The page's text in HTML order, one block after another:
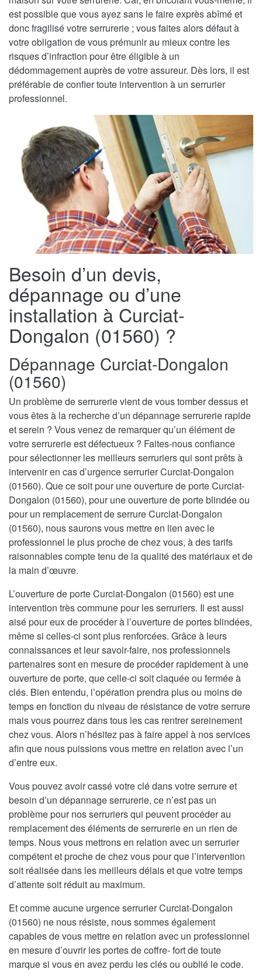
est possible que vous ayez sans le faire exprès abîmé et
donc fragilisé votre serrurerie ; vous faites alors défaut à
votre obligation de vous prémunir au mieux contre les
risques d’infraction pour être éligible à un
dédommagement auprès de votre assureur. Dès lors, il est
préférable de confier toute intervention à un serrurier
professionnel.
Besoin d’un devis,
dépannage ou d’une
installation à Curciat-
Dongalon (01560) ?
Dépannage Curciat-Dongalon
(01560)
Un problème de serrurerie vient de vous tomber dessus et
vous êtes à la recherche d’un dépannage serrurerie rapide
et serein ? Vous venez de remarquer qu’un élément de
votre serrurerie est défectueux ? Faites-nous confiance
pour sélectionner les meilleurs serruriers qui sont prêts à
intervenir en cas d’urgence serrurier Curciat-Dongalon
(01560). Que ce soit pour une ouverture de porte Curciat-
Dongalon (01560), pour une ouverture de porte blindée ou
pour un remplacement de serrure Curciat-Dongalon
(01560), nous saurons vous mettre en lien avec le
professionnel le plus proche de chez vous, à des tarifs
raisonnables compte tenu de la qualité des matériaux et de
la main d’œuvre.
L’ouverture de porte Curciat-Dongalon (01560) est une
intervention très commune pour les serruriers. Il est aussi
aisé pour eux de procéder à l’ouverture de portes blindées,
même si celles-ci sont plus renforcées. Grâce à leurs
connaissances et leur savoir-faire, nos professionnels
partenaires sont en mesure de procéder rapidement à une
ouverture de porte, que celle-ci soit claquée ou fermée à
clés. Bien entendu, l’opération prendra plus ou moins de
temps en fonction du niveau de résistance de votre serrure
mais vous pourrez dans tous les cas rentrer sereinement
chez vous. Alors n’hésitez pas à faire appel à nos services
afin que nous puissions vous mettre en relation avec l’un
d’entre eux.
Vous pouvez avoir cassé votre clé dans votre serrure et
besoin d’un dépannage serrurerie, ce n’est pas un
problème pour nos serruriers qui peuvent procéder au
remplacement des éléments de serrurerie en un rien de
temps. Nous vous mettrons en relation avec un serrurier
compétent et proche de chez vous pour que l’intervention
soit réalisée dans les meilleurs délais et que votre temps
d’attente soit réduit au maximum.
Et comme aucune urgence serrurier Curciat-Dongalon
(01560) ne nous résiste, nous sommes également
capables de vous mettre en relation avec un professionnel
en mesure d’ouvrir les portes de coffre- fort de toute
marque si vous en avez perdu les clés ou oublié le code.